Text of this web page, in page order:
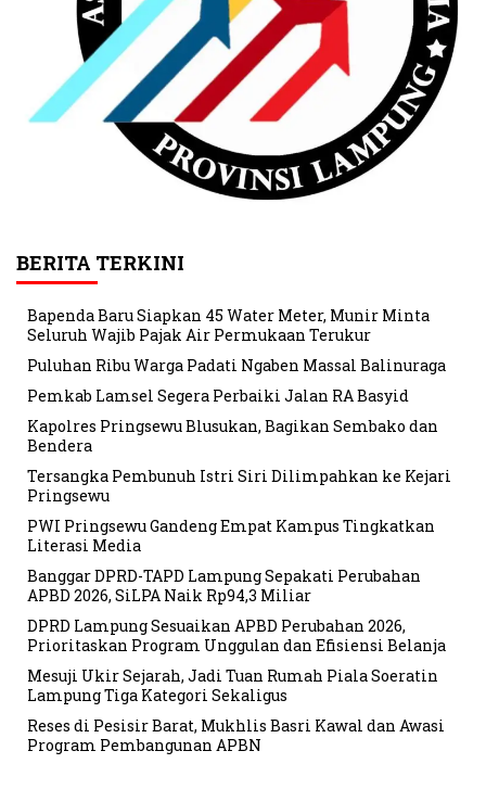
BERITA TERKINI
Bapenda Baru Siapkan 45 Water Meter, Munir Minta
Seluruh Wajib Pajak Air Permukaan Terukur
Puluhan Ribu Warga Padati Ngaben Massal Balinuraga
Pemkab Lamsel Segera Perbaiki Jalan RA Basyid
Kapolres Pringsewu Blusukan, Bagikan Sembako dan
Bendera
Tersangka Pembunuh Istri Siri Dilimpahkan ke Kejari
Pringsewu
PWI Pringsewu Gandeng Empat Kampus Tingkatkan
Literasi Media
Banggar DPRD-TAPD Lampung Sepakati Perubahan
APBD 2026, SiLPA Naik Rp94,3 Miliar
DPRD Lampung Sesuaikan APBD Perubahan 2026,
Prioritaskan Program Unggulan dan Efisiensi Belanja
Mesuji Ukir Sejarah, Jadi Tuan Rumah Piala Soeratin
Lampung Tiga Kategori Sekaligus
Reses di Pesisir Barat, Mukhlis Basri Kawal dan Awasi
Program Pembangunan APBN